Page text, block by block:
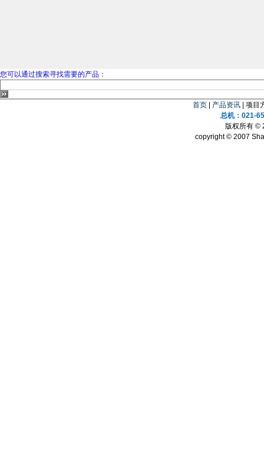
您可以通过搜索寻找需要的产品：
首页 产品资讯 | 项目
总机：021-
版权所有 ©
copyright © 2007